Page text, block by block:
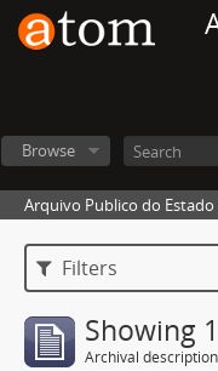
Browse
Arquivo Publico do Estado
Filters
Showing
Archival description